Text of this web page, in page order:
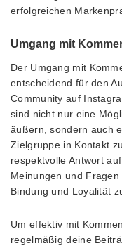
erfolgreichen
Umgang mit
Der Umgang mit
entscheidend für den
Community auf
sind nicht nur eine
äußern, sondern auch
Zielgruppe in Kontakt
respektvolle Antwort
Meinungen und
Bindung und Loyalität
Um effektiv mit
regelmäßig deine